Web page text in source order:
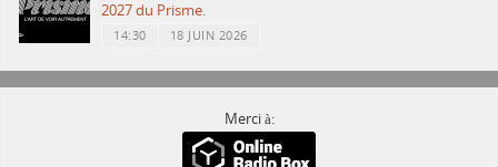
2027 du Prisme.
14:30 18 JUIN 2026
Merci à: